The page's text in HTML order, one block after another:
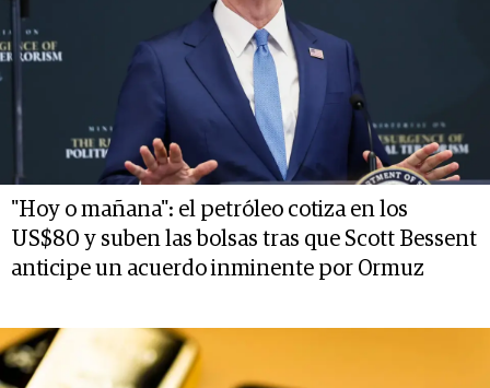
"Hoy o mañana": el petróleo cotiza en los
US$80 y suben las bolsas tras que Scott Bessent
anticipe un acuerdo inminente por Ormuz